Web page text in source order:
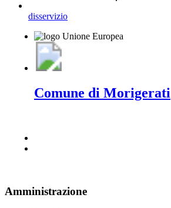
disservizio
Comune di Morigerati
Amministrazione